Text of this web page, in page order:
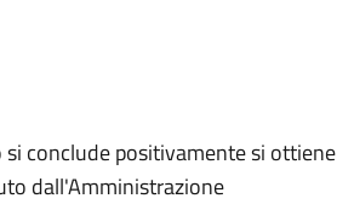
conclude positivamente si ottiene
dall'Amministrazione